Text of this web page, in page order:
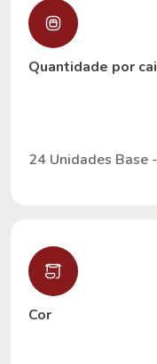
Quantidade por
24 Unidades Base
Cor